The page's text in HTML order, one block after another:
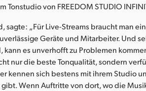
Tonstudio von FREEDOM STUDIO
sagte: „Für Live-Streams braucht man
Geräte und Mitarbeiter. Und
es unverhofft zu Problemen
nur die beste Tonqualität, sondern
kennen sich bestens mit ihrem Studio
Wenn Auftritte von dort, wo die